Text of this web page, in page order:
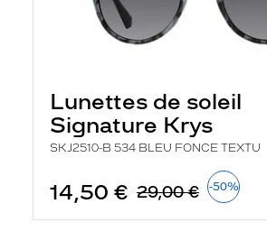
Lunettes de soleil
Signature Krys
SKJ2510-B 534 BLEU FONCE TEXTU
14,50 € 29,00 € -50%